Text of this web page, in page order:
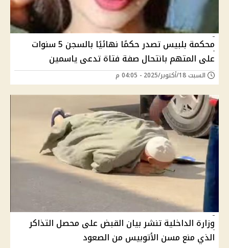
محكمة بلبيس تصدر حكمًا نهائيًا بالسجن 5 سنوات
على المتهم بانتحال صفة فتاة تدعى ياسمين
السبت 18/أكتوبر/2025 - 04:05 م
وزارة الداخلية تنشر بيان القبض على محصل التذاكر
الذي منع مسن الأتوبيس من الصعود